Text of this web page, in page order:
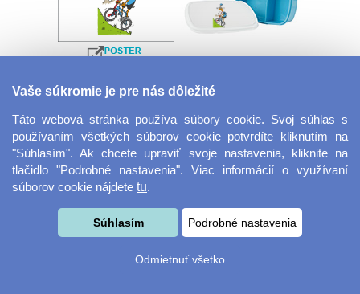
Velkoformátová
fotografie
Desiatový box
Vaše súkromie je pre nás dôležité
Táto webová stránka používa súbory cookie. Svoj súhlas s
používaním všetkých súborov cookie potvrdíte kliknutím na
"Súhlasím". Ak chcete upraviť svoje nastavenia, kliknite na
tlačidlo "Podrobné nastavenia". Viac informácií o využívaní
súborov cookie nájdete tu.
Súhlasím Podrobné nastavenia
Odmietnuť všetko